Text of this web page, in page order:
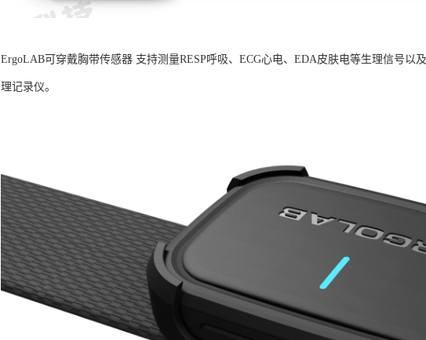
ErgoLAB可穿戴胸带传感器 支持测量RESP呼吸、ECG心电、EDA皮肤电等生理信号以
理记录仪。